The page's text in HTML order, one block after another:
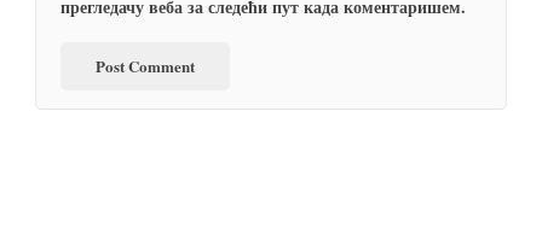
прегледачу веба за следећи пут када коментаришем.